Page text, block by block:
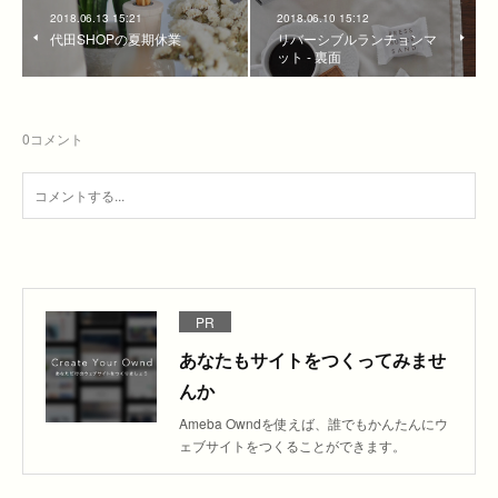
2018.06.13 15:21
代田SHOPの夏期休業
2018.06.10 15:12
リバーシブルランチョンマ
ット - 裏面
0コメント
PR
あなたもサイトをつくってみませ
んか
Ameba Owndを使えば、誰でもかんたんにウ
ェブサイトをつくることができます。